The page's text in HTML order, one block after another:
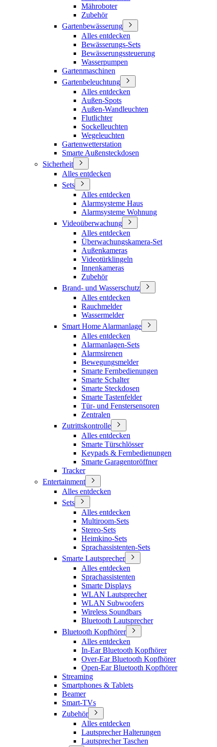
Mähroboter
Zubehör
Gartenbewässerung
Alles entdecken
Bewässerungs-Sets
Bewässerungssteuerung
Wasserpumpen
Gartenmaschinen
Gartenbeleuchtung
Alles entdecken
Außen-Spots
Außen-Wandleuchten
Flutlichter
Sockelleuchten
Wegeleuchten
Gartenwetterstation
Smarte Außensteckdosen
Sicherheit
Alles entdecken
Sets
Alles entdecken
Alarmsysteme Haus
Alarmsysteme Wohnung
Videoüberwachung
Alles entdecken
Überwachungskamera-Set
Außenkameras
Videotürklingeln
Innenkameras
Zubehör
Brand- und Wasserschutz
Alles entdecken
Rauchmelder
Wassermelder
Smart Home Alarmanlage
Alles entdecken
Alarmanlagen-Sets
Alarmsirenen
Bewegungsmelder
Smarte Fernbedienungen
Smarte Schalter
Smarte Steckdosen
Smarte Tastenfelder
Tür- und Fenstersensoren
Zentralen
Zutrittskontrolle
Alles entdecken
Smarte Türschlösser
Keypads & Fernbedienungen
Smarte Garagentoröffner
Tracker
Entertainment
Alles entdecken
Sets
Alles entdecken
Multiroom-Sets
Stereo-Sets
Heimkino-Sets
Sprachassistenten-Sets
Smarte Lautsprecher
Alles entdecken
Sprachassistenten
Smarte Displays
WLAN Lautsprecher
WLAN Subwoofers
Wireless Soundbars
Bluetooth Lautsprecher
Bluetooth Kopfhörer
Alles entdecken
In-Ear Bluetooth Kopfhörer
Over-Ear Bluetooth Kopfhörer
Open-Ear Bluetooth Kopfhörer
Streaming
Smartphones & Tablets
Beamer
Smart-TVs
Zubehör
Alles entdecken
Lautsprecher Halterungen
Lautsprecher Taschen